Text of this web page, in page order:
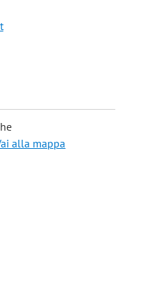
alla mappa